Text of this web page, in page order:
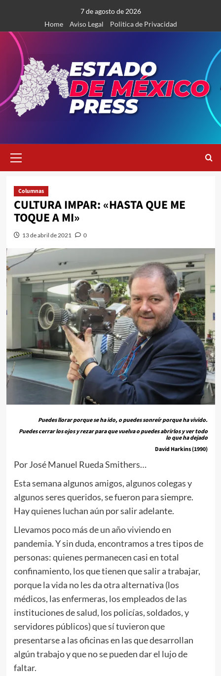
contenido
7 de agosto de 2026
Home
Aviso Legal Politica de Privacidad
primario
Columnas
CULTURA IMPAR: «HASTA QUE ME
TOQUE A MI»
13 de abril de 2021 0
Puedes llorar porque se ha ido, o puedes sonreír porque ha vivido.
Puedes cerrar los ojos y rezar para que vuelva o puedes abrirlos y ver todo
lo que ha dejado
David Harkins (1990)
Por José Manuel Rueda Smithers…
Esta semana algunos amigos, algunos colegas y
algunos seres queridos, se fueron para siempre.
Hay quienes luchan aún por salir adelante.
Llevamos poco más de un año viviendo en
pandemia. Y sin duda, encontramos a tres tipos de
personas: quienes permanecen casi en total
confinamiento, los que tienen que salir a trabajar,
porque la vida no les da otra alternativa (los
médicos, las enfermeras, los empleados de las
instituciones de salud, los policías, soldados, y
servidores públicos) que sí tuvieron que
presentarse a las oficinas en las que desarrollan
algún trabajo y que no se pueden dar el lujo de
faltar.